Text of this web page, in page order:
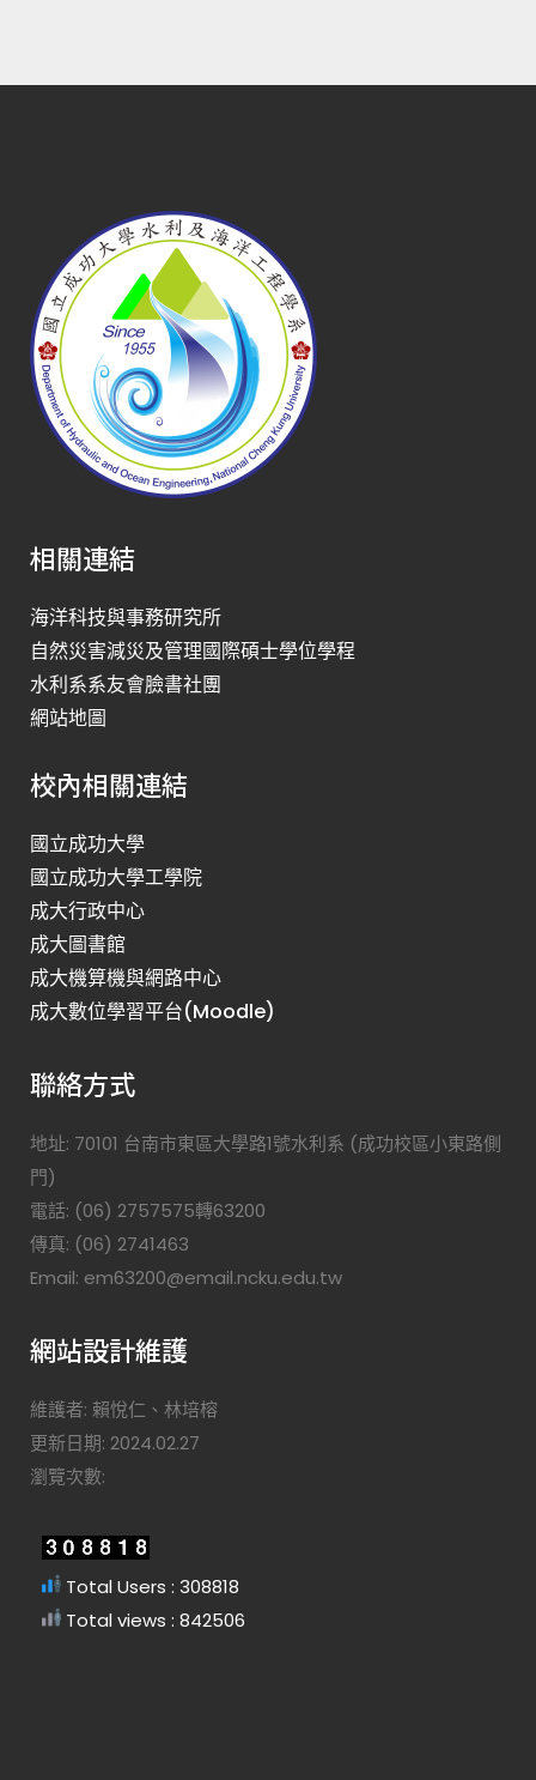
相關連結
海洋科技與事務研究所
自然災害減災及管理國際碩士學位學程
水利系系友會臉書社團
網站地圖
校內相關連結
國立成功大學
國立成功大學工學院
成大行政中心
成大圖書館
成大機算機與網路中心
成大數位學習平台(Moodle)
聯絡方式
地址: 70101 台南市東區大學路1號水利系 (成功校區小東路側
門)
電話: (06) 2757575轉63200
傳真: (06) 2741463
Email: em63200@email.ncku.edu.tw
網站設計維護
維護者: 賴悅仁、林培榕
更新日期: 2024.02.27
瀏覽次數:
Total Users : 308818
Total views : 842506